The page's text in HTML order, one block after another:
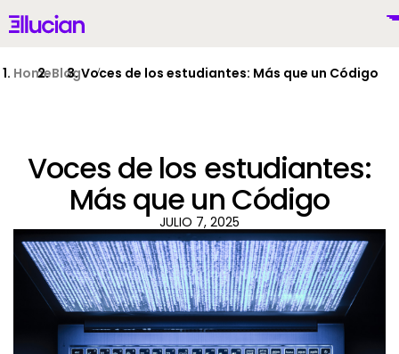
Main menu Ellucian
Mexico (Spanish)
Por Qué Ellucian
Productos
HomeBlogVoces de los estudiantes: Más que un Código
Voces de los estudiantes:
Más que un Código
JULIO 7, 2025